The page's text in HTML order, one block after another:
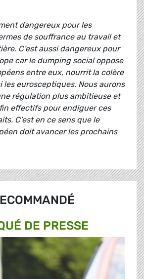
dangereux pour les
de souffrance au travail et
C’est aussi dangereux pour
car le dumping social oppose
entre eux, nourrit la colère
les eurosceptiques. Nous aurons
régulation plus ambitieuse et
effectifs pour endiguer ces
C’est en ce sens que le
doit avancer les prochains
DE PRESSE